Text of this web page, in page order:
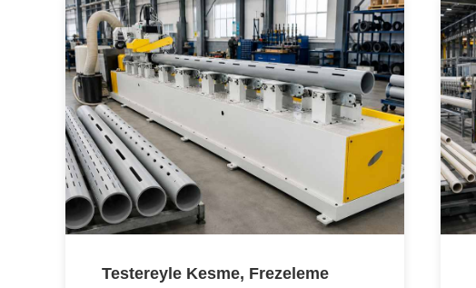
Testereyle Kesme, Frezeleme